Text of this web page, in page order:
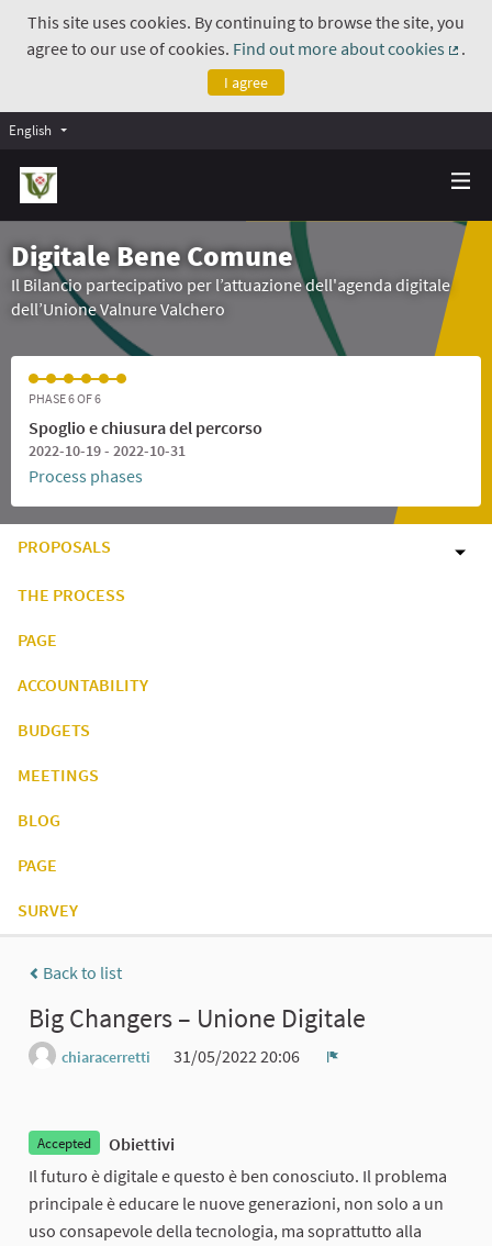
This site uses cookies. By continuing to browse the site, you
agree to our use of cookies. Find out more about cookies
.
I agree
English
Digitale Bene Comune
Il Bilancio partecipativo per l’attuazione dell'agenda digitale
dell’Unione Valnure Valchero
PHASE 6 OF 6
Spoglio e chiusura del percorso
2022-10-19 - 2022-10-31
Process phases
PROPOSALS
THE PROCESS
PAGE
ACCOUNTABILITY
BUDGETS
MEETINGS
BLOG
PAGE
SURVEY
Back to list
Big Changers – Unione Digitale
chiaracerretti
31/05/2022 20:06
Accepted
Obiettivi
Il futuro è digitale e questo è ben conosciuto. Il problema
principale è educare le nuove generazioni, non solo a un
uso consapevole della tecnologia, ma soprattutto alla